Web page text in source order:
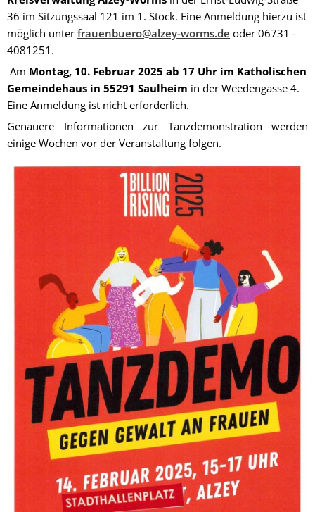
36 im Sitzungssaal 121 im 1. Stock. Eine Anmeldung hierzu ist
möglich unter frauenbuero@alzey-worms.de oder 06731 -
4081251.
Am Montag, 10. Februar 2025 ab 17 Uhr im Katholischen
Gemeindehaus in 55291 Saulheim in der Weedengasse 4.
Eine Anmeldung ist nicht erforderlich.
Genauere Informationen zur Tanzdemonstration werden
einige Wochen vor der Veranstaltung folgen.